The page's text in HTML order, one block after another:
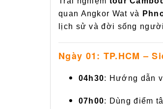
quan Angkor Wat và
lịch sử và đời sống
Ngày 01: TP.HCM –
04h30: Hướng dẫn
07h00: Dùng điểm